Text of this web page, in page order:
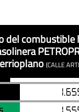
del combustible
(CALLE
Precios
actualizados
diésel hoy en